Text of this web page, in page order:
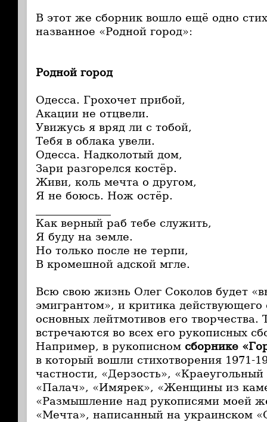
В этот же сборник вошло ещё одно
названное «Родной город»:
Родной город
Одесса. Грохочет прибой,
Акации не отцвели.
Увижусь я вряд ли с тобой,
Тебя в облака увели.
Одесса. Надколотый дом,
Зари разгорелся костёр.
Живи, коль мечта о другом,
Я не боюсь. Нож остёр.
Как верный раб тебе служить,
Я буду на земле.
Но только после не терпи,
В кромешной адской мгле.
Всю свою жизнь Олег Соколов будет
эмигрантом», и критика действующего
основных лейтмотивов его
встречаются во всех его рукописных
Например, в рукописном сборнике
в который вошли стихотворения 1971-
частности, «Дерзость», «Краеугольный
«Палач», «Имярек», «Женщины из
«Размышление над рукописями моей
«Мечта», написанный на украинском